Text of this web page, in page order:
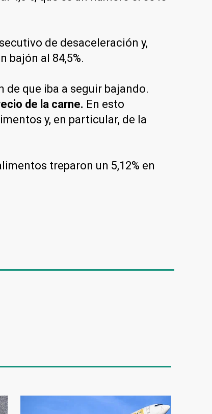
de desaceleración y,
bajón al 84,5%.
que iba a seguir bajando.
de la carne. En esto
y, en particular, de la
treparon un 5,12% en